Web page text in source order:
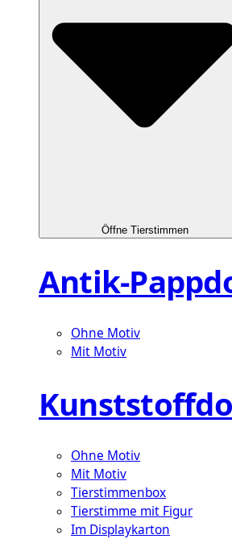
Öffne Tierstimmen
Antik-
Ohne Motiv
Mit Motiv
Ohne Motiv
Mit Motiv
Tierstimmenbox
Tierstimme mit Figur
Im Displaykarton